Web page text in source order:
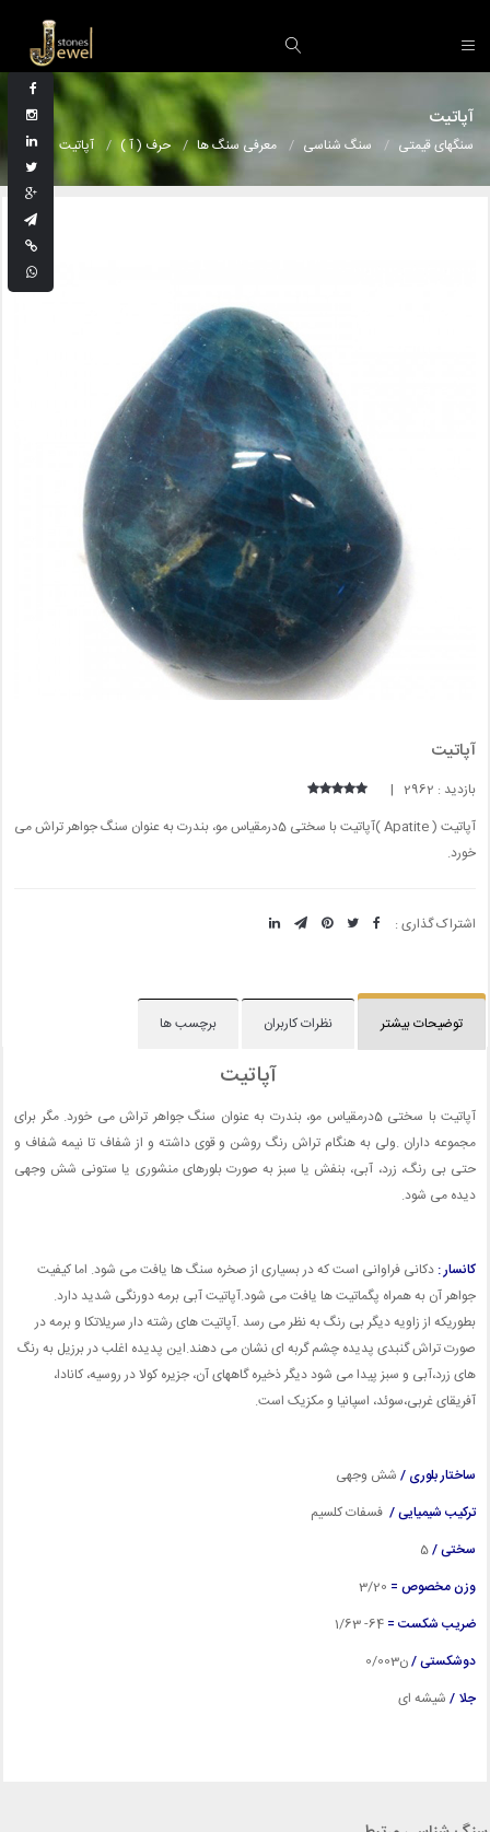
آپاتیت
سنگهای قیمتی سنگ شناسی معرفی سنگ ها حرف ( آ ) آپاتیت
آپاتیت
بازدید : 2962 |
آپاتیت ( Apatite )آپاتیت با سختی 5درمقیاس مو، بندرت به عنوان سنگ جواهر تراش می
خورد.
اشتراک گذاری :
توضیحات بیشتر نظرات کاربران برچسب ها
آپاتیت
آپاتیت با سختی 5درمقیاس مو، بندرت به عنوان سنگ جواهر تراش می خورد. مگر برای
مجموعه داران .ولی به هنگام تراش رنگ روشن و قوی داشته و از شفاف تا نیمه شفاف و
حتی بی رنگ، زرد، آبی، بنفش یا سبز به صورت بلورهای منشوری یا ستونی شش وجهی
دیده می شود.
کانسار : دکانی فراوانی است که در بسیاری از صخره سنگ ها یافت می شود. اما کیفیت
جواهر آن به همراه پگماتیت ها یافت می شود.آپاتیت آبی برمه دورنگی شدید دارد.
بطوریکه از زاویه دیگر بی رنگ به نظر می رسد .آپاتیت های رشته دار سریلاتکا و برمه در
صورت تراش گنبدی پدیده چشم گربه ای نشان می دهند.این پدیده اغلب در برزیل به رنگ
های زرد،آبی و سبز پیدا می شود دیگر ذخیره گاههای آن، جزیره کولا در روسیه، کانادا،
آفریقای غربی،سوئد، اسپانیا و مکزیک است.
ساختار بلوری / شش وجهی
ترکیب شیمیایی / فسفات کلسیم
سختی /5
وزن مخصوص = /20
ضریب شکست =
دوشکستی /ن0/003
جلا / شیشه ای